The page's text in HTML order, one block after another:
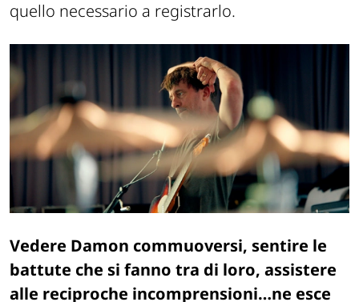
quello necessario a registrarlo.
Vedere Damon commuoversi, sentire le
battute che si fanno tra di loro, assistere
alle reciproche incomprensioni…ne esce